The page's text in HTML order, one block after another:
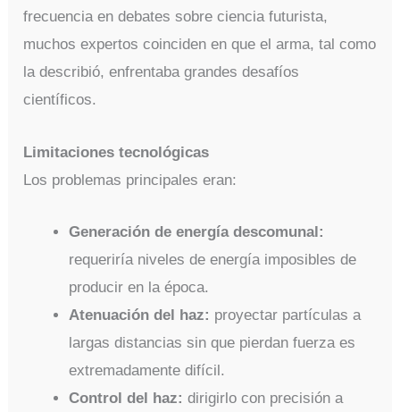
frecuencia en debates sobre ciencia futurista,
muchos expertos coinciden en que el arma, tal como
la describió, enfrentaba grandes desafíos
científicos.
Limitaciones tecnológicas
Los problemas principales eran:
Generación de energía descomunal:
requeriría niveles de energía imposibles de
producir en la época.
Atenuación del haz: proyectar partículas a
largas distancias sin que pierdan fuerza es
extremadamente difícil.
Control del haz: dirigirlo con precisión a